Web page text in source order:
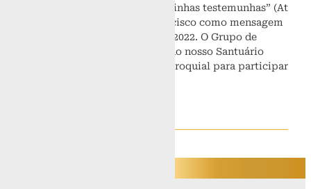
missão”. Já o lema é “Sereis minhas testemunhas” (At
1,8), escolhido pelo Papa Francisco como mensagem
do Dia Mundial da Missões de 2022. O Grupo de
Animação Missionária (GAM) do nosso Santuário
convida toda a comunidade paroquial para participar